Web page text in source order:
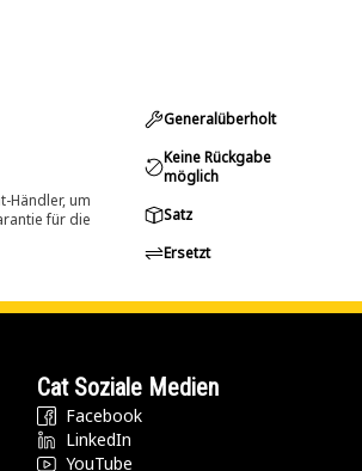
Händler, um
für die
Generalüberholt
Keine Rückgabe
möglich
Satz
Ersetzt
Cat Soziale Medien
Facebook
LinkedIn
YouTube